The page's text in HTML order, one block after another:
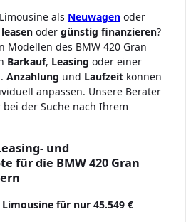
als Neuwagen oder
leasen oder günstig finanzieren?
Modellen des BMW 420 Gran
Barkauf, Leasing oder einer
Anzahlung und Laufzeit können
anpassen. Unsere Berater
der Suche nach Ihrem
und
für die BMW 420 Gran
Limousine für nur 45.549 €